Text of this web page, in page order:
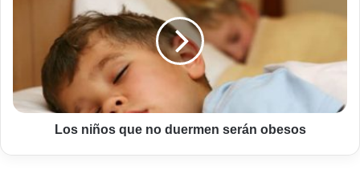
duermen
serán
Los niños que no duermen serán obesos